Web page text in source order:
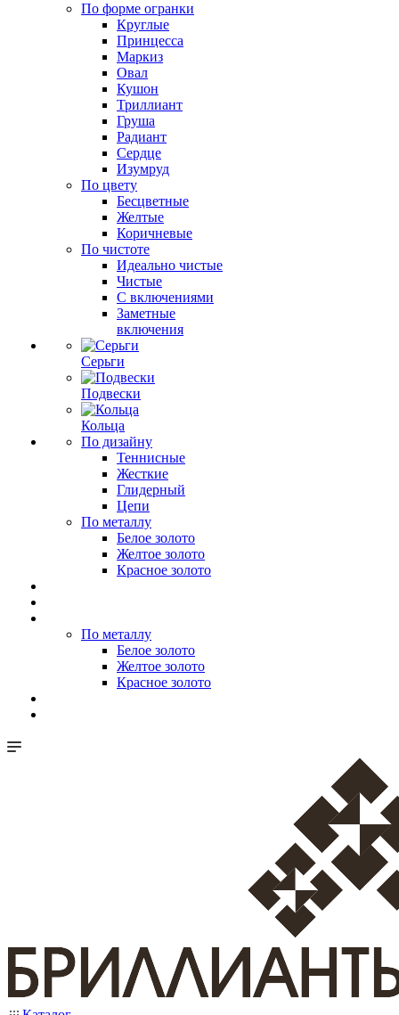
По форме огранки
Круглые
Принцесса
Маркиз
Овал
Кушон
Триллиант
Груша
Радиант
Сердце
Изумруд
По цвету
Бесцветные
Желтые
Коричневые
По чистоте
Идеально чистые
Чистые
С включениями
Заметные
включения
Серьги
Подвески
Кольца
По дизайну
Теннисные
Жесткие
Глидерный
Цепи
По металлу
Белое золото
Желтое золото
Красное золото
По металлу
Белое золото
Желтое золото
Красное золото